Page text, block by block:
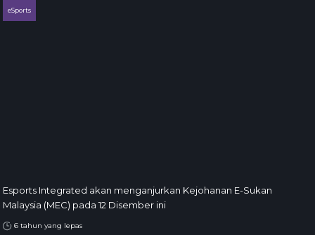
eSports
Esports Integrated akan menganjurkan Kejohanan E-Sukan
Malaysia (MEC) pada 12 Disember ini
6 tahun yang lepas